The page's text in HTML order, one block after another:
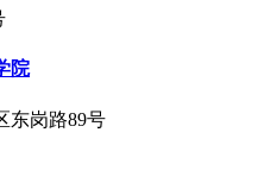
院
东岗路89号